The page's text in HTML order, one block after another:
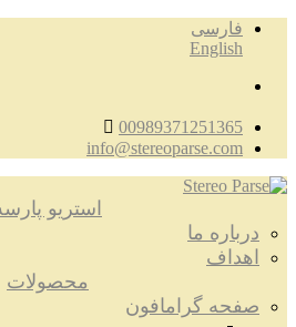
فارسی
English
00989371251365
info@stereoparse.com
استریو پارسه
درباره ما
اهداف
محصولات
صفحه گرامافون